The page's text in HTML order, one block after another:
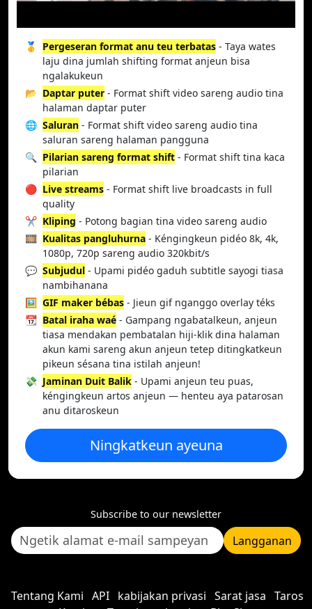
🥇 Pergeseran format anu teu terbatas - Taya wates
laju dina jumlah shifting format anjeun bisa
ngalakukeun
📂 Daptar puter - Format shift video sareng audio tina
halaman daptar puter
🌐 Saluran - Format shift video sareng audio tina
saluran sareng halaman pangguna
🔍 Pilarian sareng format shift - Format shift tina kaca
pilarian
🔴 Live streams - Format shift live broadcasts in full
quality
✂️ Kliping - Potong bagian tina video sareng audio
🎞️ Kualitas pangluhurna - Kéngingkeun pidéo 8k, 4k,
1080p, 720p sareng audio 320kbit/s
💬 Subjudul - Upami pidéo gaduh subtitle sayogi tiasa
nambihanana
🖼️ GIF maker bébas - Jieun gif nganggo overlay téks
📆 Batal iraha waé - Gampang ngabatalkeun, anjeun
tiasa mendakan pembatalan hiji-klik dina halaman
akun kami sareng akun anjeun tetep ditingkatkeun
pikeun sésana tina istilah anjeun!
💸 Jaminan Duit Balik - Upami anjeun teu puas,
kéngingkeun artos anjeun — henteu aya patarosan
anu ditaroskeun
Ningkatkeun ayeuna
Subscribe to our newsletter
Langganan
Tentang Kami API kabijakan privasi Sarat jasa Taros